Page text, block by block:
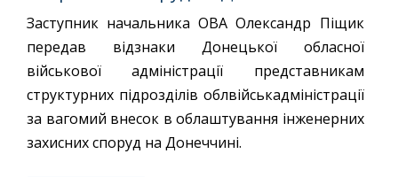
Заступник начальника ОВА Олександр Піщик
передав відзнаки Донецької обласної
військової адміністрації представникам
структурних підрозділів облвійськадміністрації
за вагомий внесок в облаштування інженерних
захисних споруд на Донеччині.